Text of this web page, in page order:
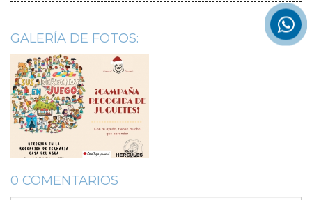
GALERÍA DE FOTOS:
0 COMENTARIOS